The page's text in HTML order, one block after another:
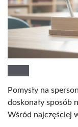
Pomysły na
doskonały sposób
Wśród najczęściej